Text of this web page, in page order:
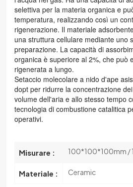
selettiva per la materia organica e
temperatura, realizzando così un
rigenerazione. Il materiale
una struttura cellulare mediante uno
preparazione. La capacità di
organica è superiore al 2%, che può
rigenerata a lungo.
Setaccio molecolare a nido d'ape a
dopt per ridurre la concentrazione
volume dell'aria e allo stesso tempo
tecnologia di combustione catalitica
operativi.
Misurare : 100*100*100mm /
Materiale : Ceramic